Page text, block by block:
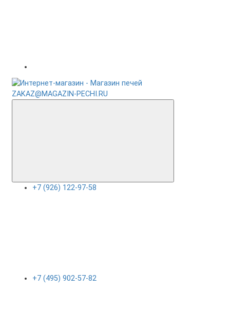
ZAKAZ@MAGAZIN-PECHI.RU
+7 (926) 122-97-58
+7 (495) 902-57-82